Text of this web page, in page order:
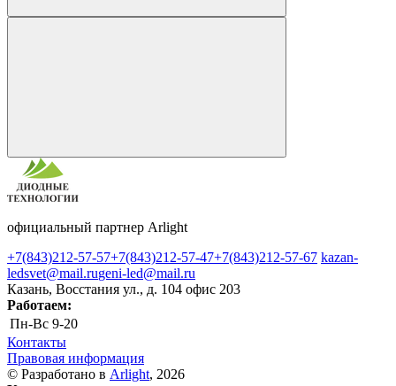
официальный партнер Arlight
+7(843)212-57-57+7(843)212-57-47+7(843)212-57-67 kazan-
ledsvet@mail.rugeni-led@mail.ru
Казань, Восстания ул., д. 104 офис 203
Работаем:
Пн-Вс 9-20
Контакты
Правовая информация
© Разработано в Arlight, 2026